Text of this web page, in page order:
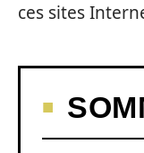
ces sites